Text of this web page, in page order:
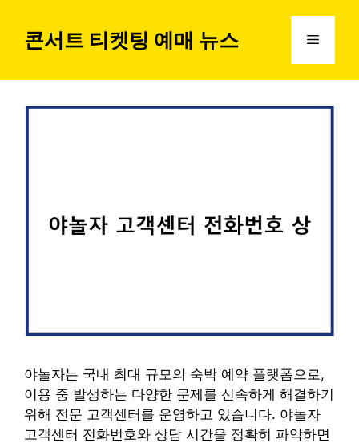
콘서트 티켓팅 예매 뉴스 메
야놀자는 국내 최대 규모의 숙박 예약 플랫폼으로,
이용 중 발생하는 다양한 문제를 신속하게 해결하기
위해 전문 고객센터를 운영하고 있습니다. 야놀자
고객센터 전화번호와 상담 시간을 정확히 파악하면